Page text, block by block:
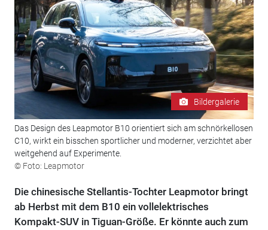
Bildergalerie
Das Design des Leapmotor B10 orientiert sich am schnörkellosen
C10, wirkt ein bisschen sportlicher und moderner, verzichtet aber
weitgehend auf Experimente.
© Foto: Leapmotor
Die chinesische Stellantis-Tochter Leapmotor bringt
ab Herbst mit dem B10 ein vollelektrisches
Kompakt-SUV in Tiguan-Größe. Er könnte auch zum